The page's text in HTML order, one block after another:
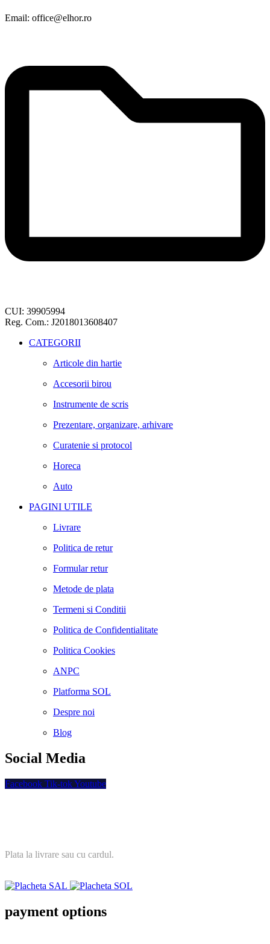
Email: office@elhor.ro
CUI: 39905994
Reg. Com.: J2018013608407
CATEGORII
Articole din hartie
Accesorii birou
Instrumente de scris
Prezentare, organizare, arhivare
Curatenie si protocol
Horeca
Auto
PAGINI UTILE
Livrare
Politica de retur
Formular retur
Metode de plata
Termeni si Conditii
Politica de Confidentialitate
Politica Cookies
ANPC
Platforma SOL
Despre noi
Blog
Social Media
Facebook Tik-tokYoutube
Plata la livrare sau cu cardul.
payment options